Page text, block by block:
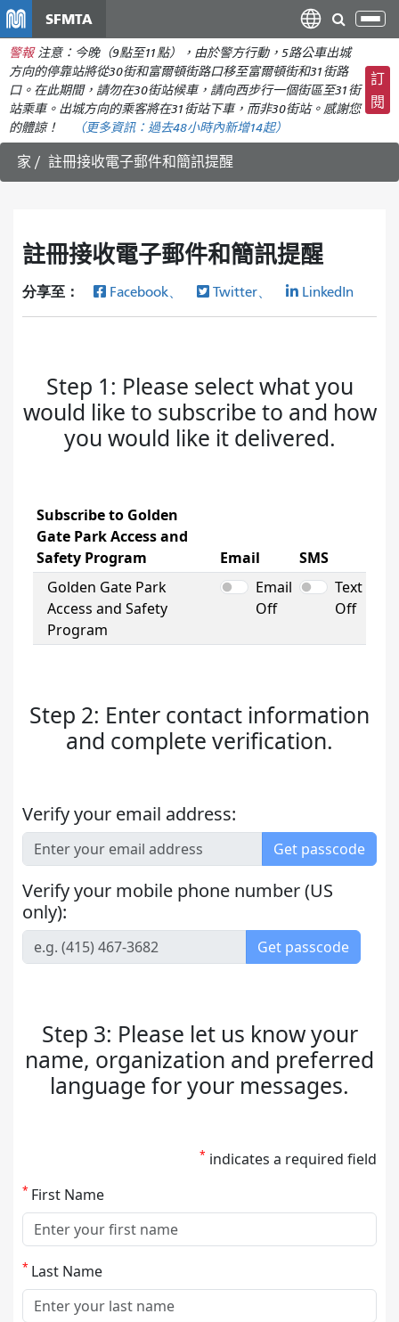
主
要
內
容
SFMTA
切
導
航
警報 注意：今晚（9點至11點），由於警方行動，5路公車出城
方向的停靠站將從30街和富爾頓街路口移至富爾頓街和31街路
口。在此期間，請勿在30街站候車，請向西步行一個街區至31街
站乘車。出城方向的乘客將在31街站下車，而非30街站。感謝您
的體諒！
（更多資訊： 過去48小時內新增14起）
訂
閱
家 註冊接收電子郵件和簡訊提醒
註冊接收電子郵件和簡訊提醒
分享至： Facebook、 Twitter、 LinkedIn